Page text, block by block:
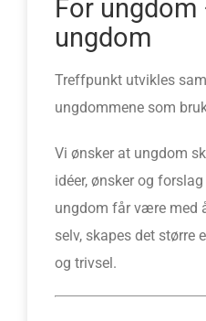
For ungdom
ungdom
Treffpunkt utvikles
ungdommene som
Vi ønsker at ungdom
idéer, ønsker og
ungdom får være med
selv, skapes det større
og trivsel.